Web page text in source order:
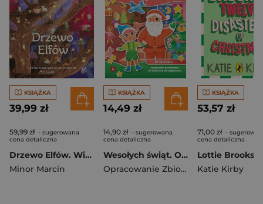
KSIĄŻKA
39,99 zł
59,99 zł - sugerowana
cena detaliczna
Drzewo Elfów. Wielka magiczna wyszukiwanka
Minor Marcin
KSIĄŻKA
14,49 zł
14,90 zł - sugerowana
cena detaliczna
Wesołych świąt. Opowiadanka & rzepiki
Opracowanie Zbiorowe
KSIĄŻKA
53,57 zł
71,00 zł -
cena detaliczna
Katie Kirby